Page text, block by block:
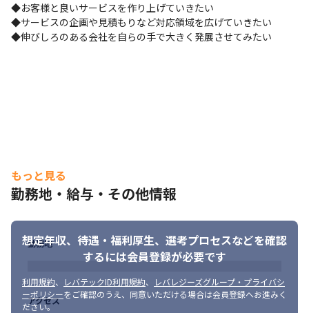
→ご志向に合わせて設計や構築もご担当いただきます。
※弊社プロジェクト領域
■希望に合わせたキャリアが積める！
入社後のキャリア形成に対する取り組みとして、下記テーマで
・インフラ部門マネジメントキャリアとしての成長ロードマップ
構築
・インフラマネージャーの育成勉強会
・資格取得に向けた顧客提供価値の向上、セルフブランディング
強化
・社内 AWS学習環境の改善
◆お客様と良いサービスを作り上げていきたい
◆サービスの企画や見積もりなど対応領域を広げていきたい
◆伸びしろのある会社を自らの手で大きく発展させてみたい
もっと見る
勤務地・給与・その他情報
想定年収、待遇・福利厚生、 選考プロセスなどを確認
するには会員登録が必要です
利用規約、 レバテックID利用規約、
レバレジーズグループ・プライバシ
ーポリシーをご確認のうえ、同意いただける場合は会員登録へお進みく
ださい。
勤務地
アクセス